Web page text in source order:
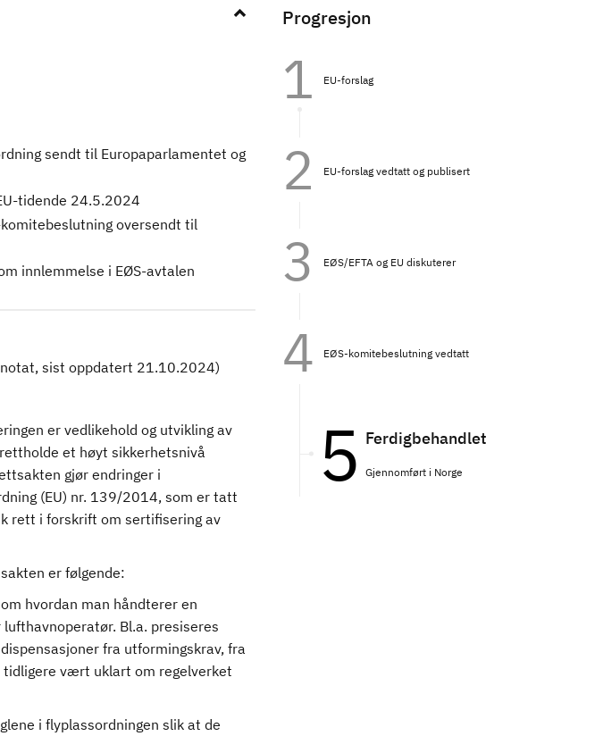
sendt til Europaparlamentet og
tidende 24.5.2024
oversendt til
innlemmelse i EØS-avtalen
sist oppdatert 21.10.2024)
er vedlikehold og utvikling av
et høyt sikkerhetsnivå
gjør endringer i
(EU) nr. 139/2014, som er tatt
rett i forskrift om sertifisering av
er følgende:
hvordan man håndterer en
Bl.a. presiseres
fra utformingskrav, fra
vært uklart om regelverket
i flyplassordningen slik at de
Progresjon
EU-forslag
EU-forslag vedtatt og publisert
EØS/EFTA og EU diskuterer
EØS-komitebeslutning vedtatt
Ferdigbehandlet
Gjennomført i Norge